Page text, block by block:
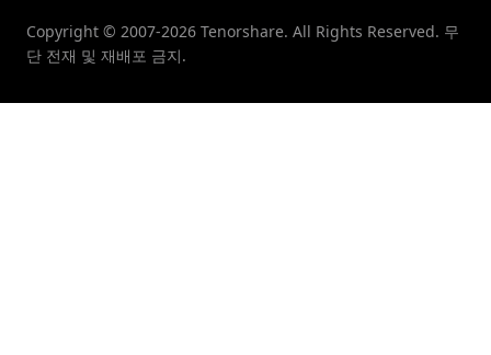
Copyright © 2007-2026 Tenorshare. All Rights Reserved. 무
단 전재 및 재배포 금지.